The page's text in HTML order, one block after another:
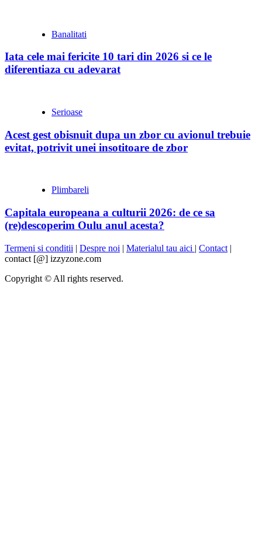
Banalitati
Iata cele mai fericite 10 tari din 2026 si ce le
diferentiaza cu adevarat
Serioase
Acest gest obisnuit dupa un zbor cu avionul trebuie
evitat, potrivit unei insotitoare de zbor
Plimbareli
Capitala europeana a culturii 2026: de ce sa
(re)descoperim Oulu anul acesta?
Termeni si conditii | Despre noi | Materialul tau aici | Contact |
contact [@] izzyzone.com
Copyright © All rights reserved.